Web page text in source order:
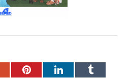
PinterestLinkedInTumblr